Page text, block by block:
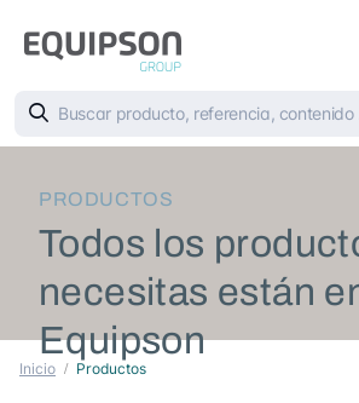
PRODUCTOS
Todos los
necesitas están
Equipson
Inicio Productos